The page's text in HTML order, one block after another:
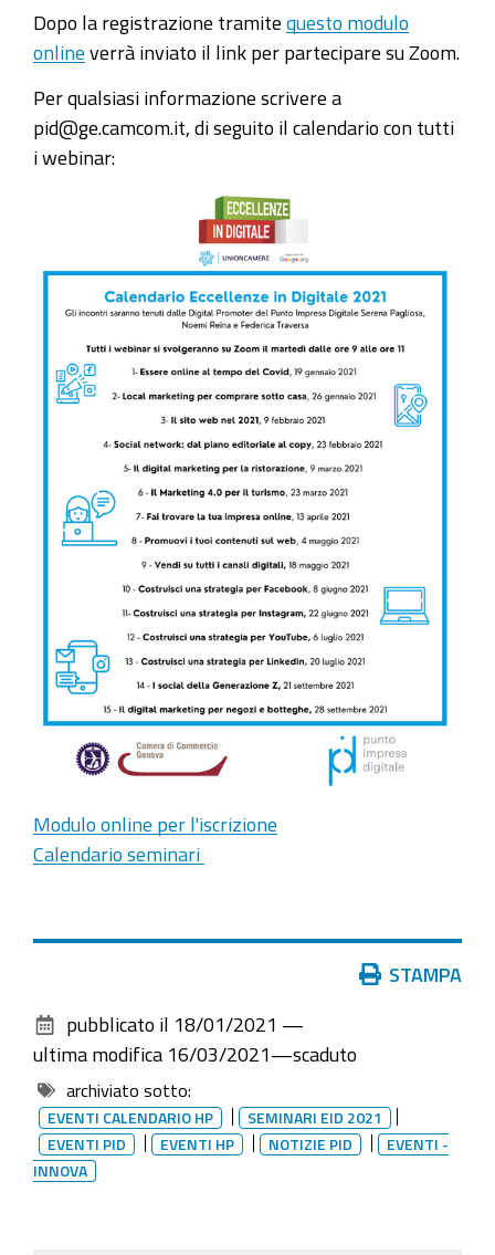
di
Eccellenze
Digitale.
Titolo
"Local
casa"
Docente
Noemi
Reina
Punto
Testimonianza
Francesco
Natoli
Dopo la registrazione tramite questo modulo
online verrà inviato il link per partecipare su Zoom.
Per qualsiasi informazione scrivere a
pid@ge.camcom.it, di seguito il calendario con tutti
i webinar:
Modulo online per l'iscrizione
Calendario seminari
documento
STAMPA
pubblicato il 18/01/2021 —
ultima modifica 16/03/2021—scaduto
archiviato sotto:
EVENTI CALENDARIO HP
SEMINARI EID 2021
EVENTI PID
EVENTI HP NOTIZIE PID
EVENTI -
INNOVA